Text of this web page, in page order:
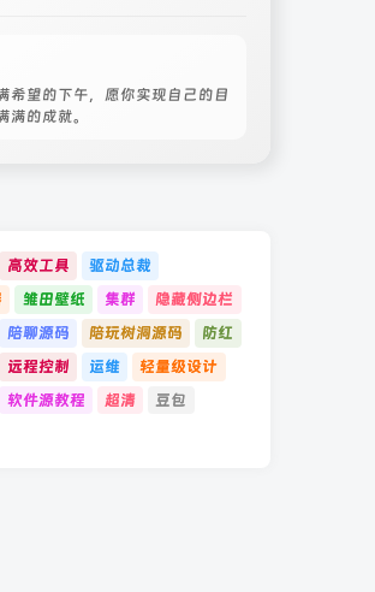
希望的下午，愿你实现自己的目
满的成就。
高效工具
驱动总裁
雏田壁纸 集群
隐藏侧边栏
陪聊源码 陪玩树洞源码
防红
远程控制 运维
轻量级设计
软件源教程 超清
豆包